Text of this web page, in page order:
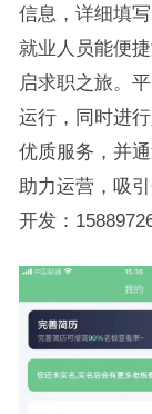
信息，详细填
就业人员能便
启求职之旅。
运行，同时进
优质服务，并
助力运营，吸
开发：